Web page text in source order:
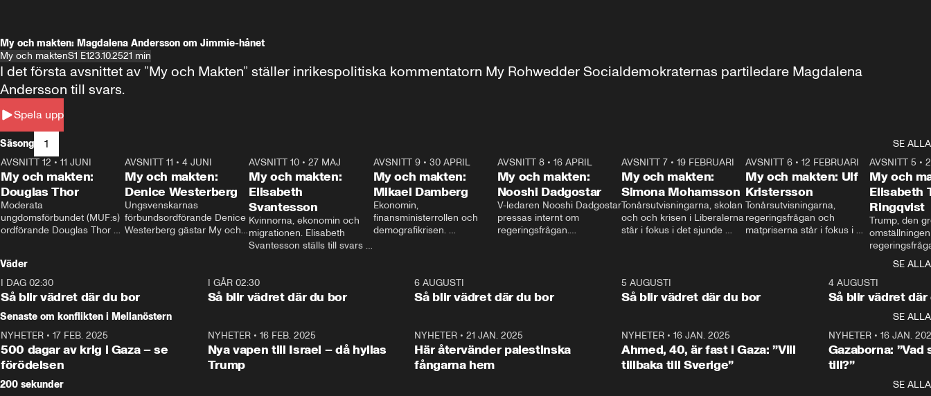
My och makten: Magdalena Andersson om Jimmie-hånet
My och maktenS1 E123.10.2521 min
Spela upp
I det första avsnittet av ”My och Makten” ställer inrikespolitiska kommentatorn My Rohwedder Socialdemokraternas partiledare Magdalena
Andersson till svars.
Säsong 1
SE ALLA
26:27
AVSNITT 12 • 11 JUNI
My och makten:
Douglas Thor
Moderata
ungdomsförbundet (MUF:s)
ordförande Douglas Thor
tonårsutvisningarna och hur
Moderaterna ska locka
väljare till valet i höst.
23:40
AVSNITT 11 •4 JUNI
My och makten:
Denice Westerberg
Ungsvenskarnas
förbundsordförande Denice
Westerberg gästar My och
AVSNITT 10 •27 MAJ
My och makten:
Elisabeth
Svantesson
Kvinnorna, ekonomin och
migrationen. Elisabeth
Svantesson ställs till svars
AVSNITT 9• 30 APRIL
My och makten:
Mikael Damberg
Ekonomin,
finansministerrollen och
demografikrisen.
och Makten.
AVSNITT 8• 16 APRIL
My och makten:
Nooshi Dadgostar
V-ledaren Nooshi Dadgostar
pressas internt om
regeringsfrågan.
– Vi ställer upp i val. Ska vi
vara med så sitter vi förstås
24:30
AVSNITT 7• 19 FEBRUARI
My och makten:
Simona Mohamsson
Tonårsutvisningarna, skolan
och och krisen i Liberalerna
står i fokus i det sjunde
kommentator My
Rohwedder ställer
utbildnings- och
Mohamsson till svars.
27:30
AVSNITT 6 •12 FEBRUARI
My och makten: Ulf
Kristersson
Tonårsutvisningarna,
regeringsfrågan och
matpriserna står i fokus i
Rohwedder ställer
statsminister Ulf Kristersson
AVSNITT 5 •
My och
Elisabeth
Ringqvist
Trump, den
centrum i
avsnittet av
Makten”. Se
Aftonbladets
Rohwedder
Thand Ring
Väder
SE ALLA
I DAG 02:30
Så blir vädret där du bor
1:06
I GÅR 02:30
Så blir vädret där du bor
6 AUGUSTI
Så blir vädret där du bor
5 AUGUSTI
Så blir vädret där du bor
4 AUGUSTI
Så blir vädret där
Senaste om konflikten i Mellanöstern
SE ALLA
NYHETER • 17 FEB. 2025
500 dagar av krig i Gaza – se
förödelsen
NYHETER• 16 FEB. 2025
Nya vapen till Israel – då hyllas
Trump
NYHETER •21 JAN. 2025
Här återvänder palestinska
fångarna hem
NYHETER• 16 JAN. 2025
Ahmed, 40, är fast i Gaza: ”Vill
tillbaka till Sverige”
NYHETER• 16 JAN.
Gazaborna:
till?”
200 sekunder
SE ALLA